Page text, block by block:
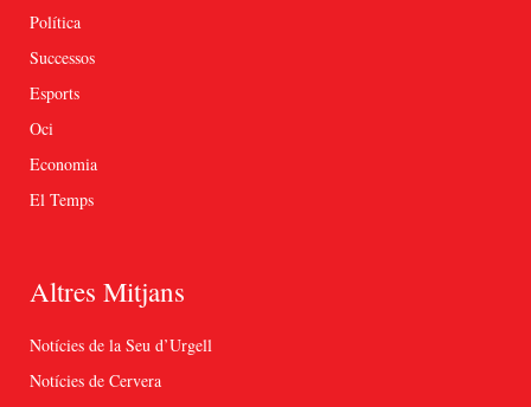
Política
Successos
Esports
Oci
Economia
El Temps
Altres Mitjans
Notícies de la Seu d’Urgell
Notícies de Cervera